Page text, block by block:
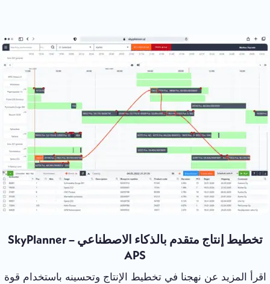
تخطيط إنتاج متقدم بالذكاء الاصطناعي – SkyPlanner
APS
اقرأ المزيد عن نهجنا في تخطيط الإنتاج وتحسينه باستخدام قوة